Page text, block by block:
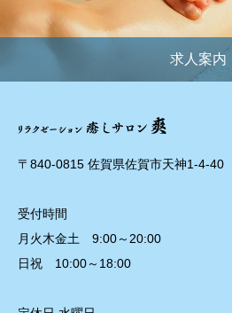
求人案内
〒840-0815 佐賀県佐賀市天神1-4-40
受付時間
月火木金土 9:00～20:00
日祝 10:00～18:00